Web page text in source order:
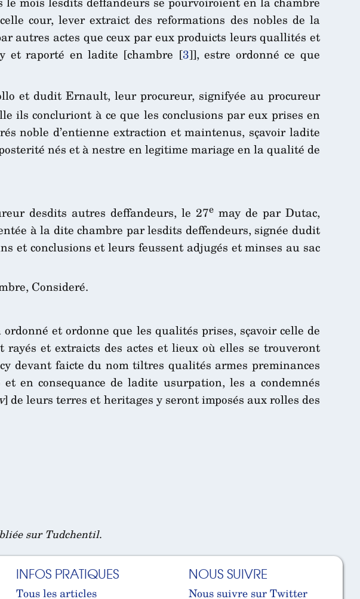
cour, lever extraict des reformations des nobles de la
autres actes que ceux par eux produicts leurs quallités et
et raporté en ladite [chambre [3]], estre ordonné ce que
et dudit Ernault, leur procureur, signifyée au procureur
ils concluriont à ce que les conclusions par eux prises en
noble d’entienne extraction et maintenus, sçavoir ladite
nés et à nestre en legitime mariage en la qualité de
desdits autres deffandeurs, le 27emay de par Dutac,
à la dite chambre par lesdits deffendeurs, signée dudit
conclusions et leurs feussent adjugés et minses au sac
Consideré.
et ordonne que les qualités prises, sçavoir celle de
et extraicts des actes et lieux où elles se trouveront
devant faicte du nom tiltres qualités armes preminances
en consequance de ladite usurpation, les a condemnés
] de leurs terres et heritages y seront imposés aux rolles des
sur Tudchentil.
INFOS PRATIQUES
Tous les articles
NOUS SUIVRE
Nous suivre sur Twitter